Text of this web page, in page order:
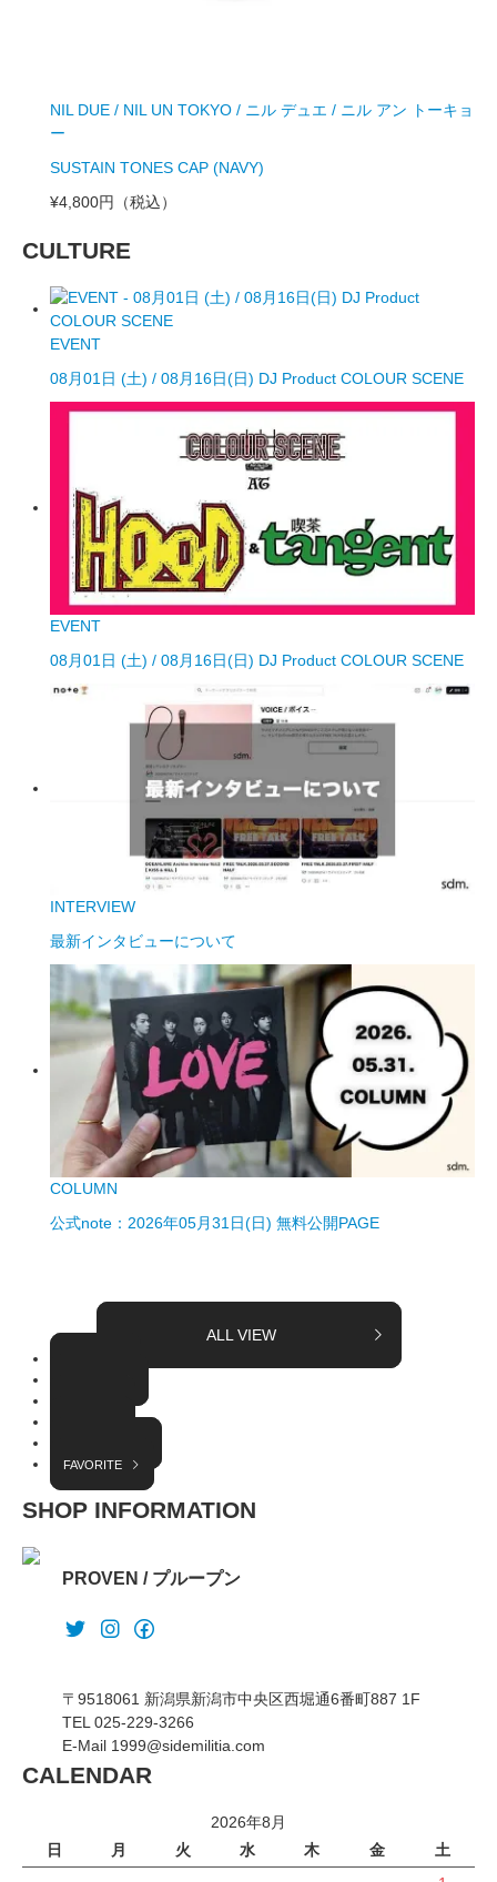
NIL DUE / NIL UN TOKYO / ニル デュエ / ニル アン トーキョ
ー
SUSTAIN TONES CAP (NAVY)
¥4,800円 （税込）
CULTURE
EVENT
08月01日 (土) / 08月16日(日) DJ Product COLOUR SCENE
EVENT
08月01日 (土) / 08月16日(日) DJ Product COLOUR SCENE
INTERVIEW
最新インタビューについて
COLUMN
公式note：2026年05月31日(日) 無料公開PAGE
ALL VIEW
FAVORITE
SHOP INFORMATION
PROVEN / プループン
〒9518061 新潟県新潟市中央区西堀通6番町887 1F
TEL 025-229-3266
E-Mail 1999@sidemilitia.com
CALENDAR
2026年8月
日
月 火 水 木 金
土